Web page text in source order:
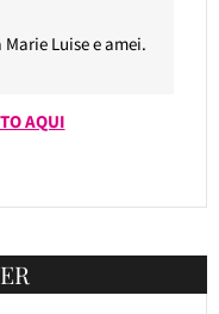
Marie Luise e amei.
AQUI